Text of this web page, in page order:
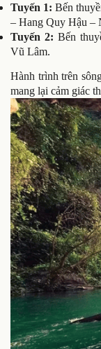
Tuyến 1: Bến
– Hang Quy Hậu –
Tuyến 2: Bến
Vũ Lâm.
Hành trình trên
mang lại cảm giác